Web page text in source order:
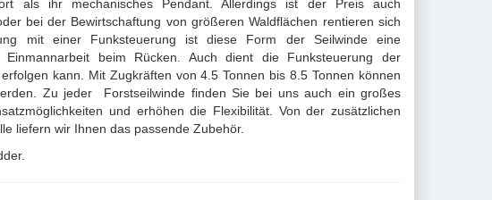
als ihr mechanisches Pendant. Allerdings ist der Preis auch
bei der Bewirtschaftung von größeren Waldflächen rentieren sich
mit einer Funksteuerung ist diese Form der Seilwinde eine
beim Rücken. Auch dient die Funksteuerung der
kann. Mit Zugkräften von 4.5 Tonnen bis 8.5 Tonnen können
Zu jeder Forstseilwinde finden Sie bei uns auch ein großes
und erhöhen die Flexibilität. Von der zusätzlichen
liefern wir Ihnen das passende Zubehör.
.